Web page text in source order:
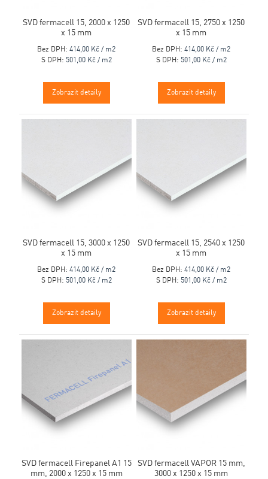
SVD fermacell 15, 2000 x 1250
x 15 mm
Bez DPH: 414,00 Kč / m2
S DPH: 501,00 Kč / m2
Zobrazit detaily
SVD fermacell 15, 2750 x 1250
x 15 mm
Bez DPH: 414,00 Kč / m2
S DPH: 501,00 Kč / m2
Zobrazit detaily
SVD fermacell 15, 3000 x 1250
x 15 mm
Bez DPH: 414,00 Kč / m2
S DPH: 501,00 Kč / m2
Zobrazit detaily
SVD fermacell 15, 2540 x 1250
x 15 mm
Bez DPH: 414,00 Kč / m2
S DPH: 501,00 Kč / m2
Zobrazit detaily
SVD fermacell Firepanel A1 15
mm, 2000 x 1250 x 15 mm
SVD fermacell VAPOR 15 mm,
3000 x 1250 x 15 mm